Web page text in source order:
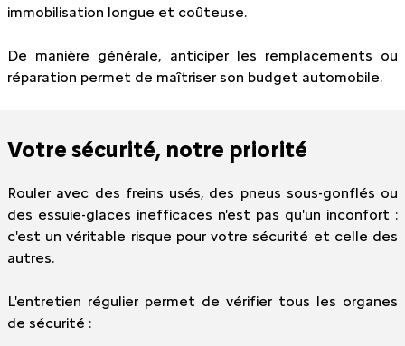
immobilisation longue et coûteuse.
De manière générale, anticiper les remplacements ou
réparation permet de maîtriser son budget automobile.
Votre sécurité, notre priorité
Rouler avec des freins usés, des pneus sous-gonflés ou
des essuie-glaces inefficaces n'est pas qu'un inconfort :
c'est un véritable risque pour votre sécurité et celle des
autres.
L'entretien régulier permet de vérifier tous les organes
de sécurité :